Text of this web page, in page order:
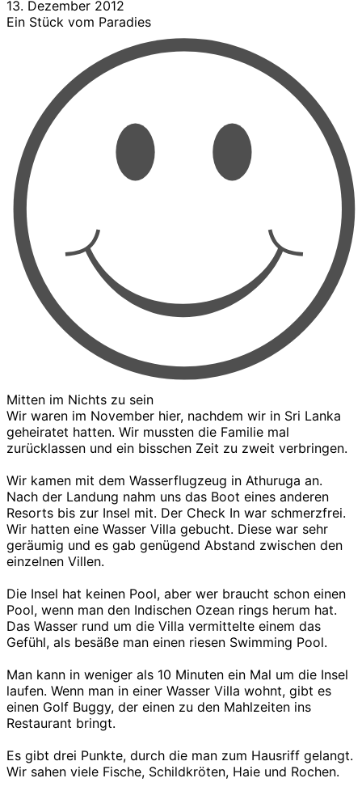
13. Dezember 2012
Ein Stück vom Paradies
Mitten im Nichts zu sein
Wir waren im November hier, nachdem wir in Sri Lanka
geheiratet hatten. Wir mussten die Familie mal
zurücklassen und ein bisschen Zeit zu zweit verbringen.
Wir kamen mit dem Wasserflugzeug in Athuruga an.
Nach der Landung nahm uns das Boot eines anderen
Resorts bis zur Insel mit. Der Check In war schmerzfrei.
Wir hatten eine Wasser Villa gebucht. Diese war sehr
geräumig und es gab genügend Abstand zwischen den
einzelnen Villen.
Die Insel hat keinen Pool, aber wer braucht schon einen
Pool, wenn man den Indischen Ozean rings herum hat.
Das Wasser rund um die Villa vermittelte einem das
Gefühl, als besäße man einen riesen Swimming Pool.
Man kann in weniger als 10 Minuten ein Mal um die Insel
laufen. Wenn man in einer Wasser Villa wohnt, gibt es
einen Golf Buggy, der einen zu den Mahlzeiten ins
Restaurant bringt.
Es gibt drei Punkte, durch die man zum Hausriff gelangt.
Wir sahen viele Fische, Schildkröten, Haie und Rochen.